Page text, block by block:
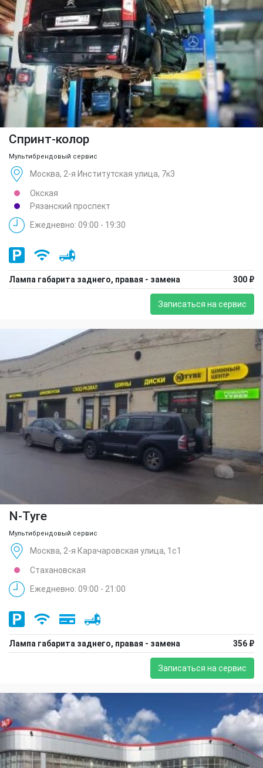
Спринт-колор
Мультибрендовый сервис
Москва, 2-я Институтская улица, 7к3
Окская
Рязанский проспект
Ежедневно: 09:00 - 19:30
Лампа габарита заднего, правая - замена 300 ₽
Записаться на сервис
N-Tyre
Мультибрендовый сервис
Москва, 2-я Карачаровская улица, 1с1
Стахановская
Ежедневно: 09:00 - 21:00
Лампа габарита заднего, правая - замена 356 ₽
Записаться на сервис